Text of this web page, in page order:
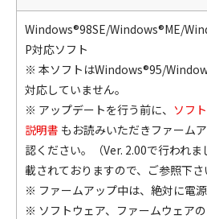
Windows®98SE/Windows®ME/
P対応ソフト
※ 本ソフトはWindows®95/
対応していません。
※ アップデートを行う前に、 ソフ
説明書 もお読みいただきファーム
認ください。（Ver. 2.00で行われ
載されておりますので、ご参照下さ
※ ファームアップ中は、絶対に電源
※ ソフトウェア、ファームウェア